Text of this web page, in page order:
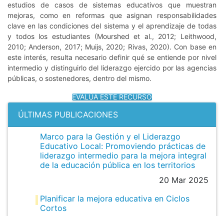
estudios de casos de sistemas educativos que muestran
mejoras, como en reformas que asignan responsabilidades
clave en las condiciones del sistema y el aprendizaje de todas
y todos los estudiantes (Mourshed et al., 2012; Leithwood,
2010; Anderson, 2017; Muijs, 2020; Rivas, 2020). Con base en
este interés, resulta necesario definir qué se entiende por nivel
intermedio y distinguirlo del liderazgo ejercido por las agencias
públicas, o sostenedores, dentro del mismo.
EVALÚA ESTE RECURSO
ÚLTIMAS PUBLICACIONES
Marco para la Gestión y el Liderazgo
Educativo Local: Promoviendo prácticas de
liderazgo intermedio para la mejora integral
de la educación pública en los territorios
20 Mar 2025
Planificar la mejora educativa en Ciclos
Cortos